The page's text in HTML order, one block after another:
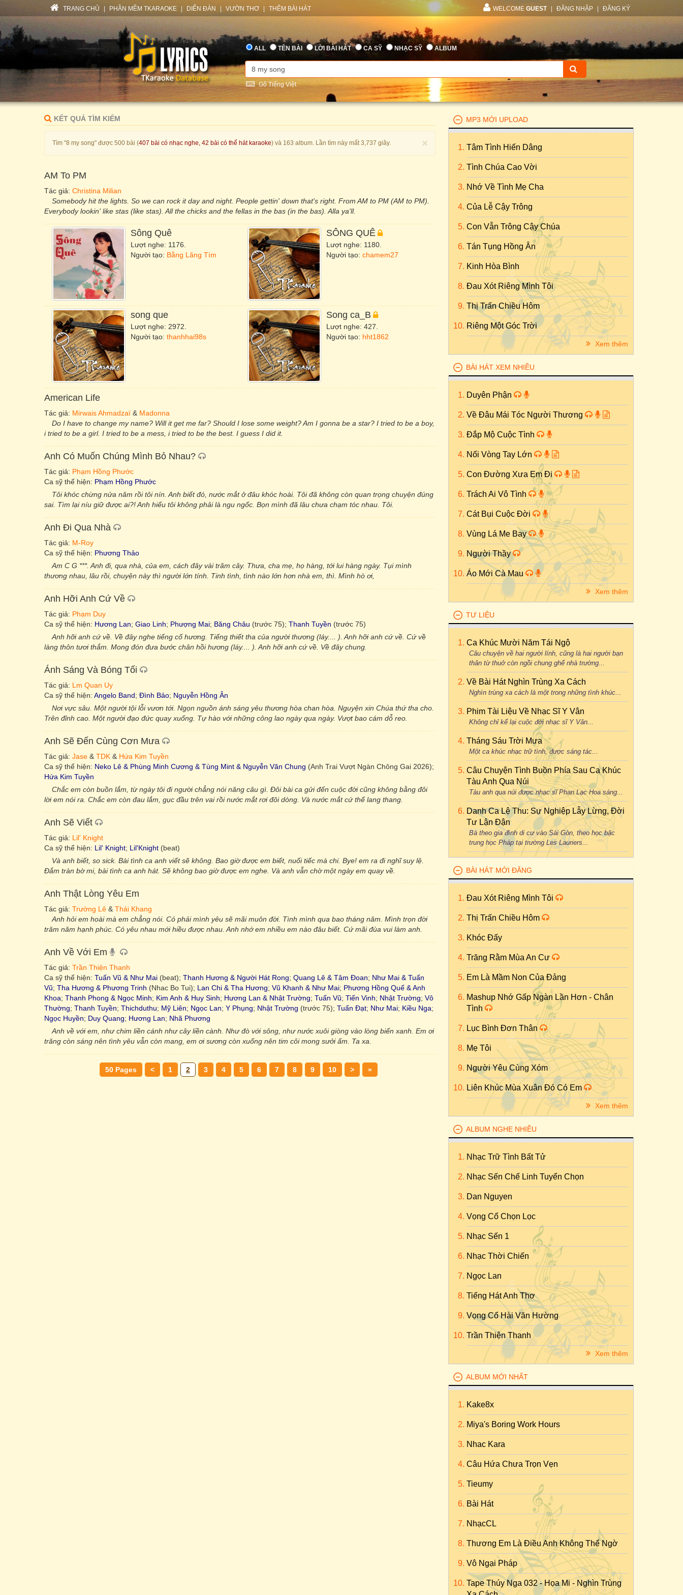
TRANG CHỦ PHẦN MỀM TKARAOKE DIỄN ĐÀN VƯỜN THƠ THÊM BÀI HÁT WELCOME GUEST ĐĂNG NHẬP ĐĂNG KÝ
ALL TÊN BÀI LỜI BÀI HÁT CA SỸ NHẠC SỸ ALBUM
Gõ Tiếng Việt
KẾT QUẢ TÌM KIẾM
×
Tìm "8 my song" được 500 bài (407 bài có nhạc nghe, 42 bài có thể hát karaoke) và 163 album. Lần tìm này mất 3,737 giây.
AM To PM
Tác giả: Christina Milian
Somebody hit the lights. So we can rock it day and night. People gettin' down that's right. From AM to PM (AM to PM).
Everybody lookin' like stas (like stas). All the chicks and the fellas in the bas (in the bas). Alla ya'll.
Sông Quê
Lượt nghe: 1176.
Người tạo: Bằng Lăng Tím
SÔNG QUÊ
Lượt nghe: 1180.
Người tạo: chamem27
song que
Lượt nghe: 2972.
Người tạo: thanhhai98s
Song ca_B
Lượt nghe: 427.
Người tạo: hht1862
American Life
Tác giả: Mirwais Ahmadzaï & Madonna
Do I have to change my name? Will it get me far? Should I lose some weight? Am I gonna be a star? I tried to be a boy,
i tried to be a girl. I tried to be a mess, i tried to be the best. I guess I did it.
Anh Có Muốn Chúng Mình Bỏ Nhau?
Tác giả: Phạm Hồng Phước
Ca sỹ thể hiện: Phạm Hồng Phước
Tôi khóc chừng nửa năm rồi tôi nín. Anh biết đó, nước mắt ở đâu khóc hoài. Tôi đã không còn quan trọng chuyện đúng
sai. Tìm lại níu giữ được ai?! Anh hiểu tôi không phải là ngu ngốc. Bọn mình đã lâu chưa chạm tóc nhau. Tôi.
Anh Đi Qua Nhà
Tác giả: M-Roy
Ca sỹ thể hiện: Phương Thảo
Am C G ***. Anh đi, qua nhà, của em, cách đây vài trăm cây. Thưa, cha mẹ, họ hàng, tới lui hàng ngày. Tụi mình
thương nhau, lâu rồi, chuyện này thì người lớn tính. Tinh tình, tình nào lớn hơn nhà em, thì. Mình hò ơi,
Anh Hỡi Anh Cứ Về
Tác giả: Phạm Duy
Ca sỹ thể hiện: Hương Lan; Giao Linh; Phượng Mai; Băng Châu (trước 75); Thanh Tuyền (trước 75)
Anh hỡi anh cứ về. Về đây nghe tiếng cố hương. Tiếng thiết tha của người thương (láy.... ). Anh hỡi anh cứ về. Cứ về
làng thôn tươi thắm. Mong đón đưa bước chân hồi hương (láy.... ). Anh hỡi anh cứ về. Về đây chung.
Ánh Sáng Và Bóng Tối
Tác giả: Lm Quan Uy
Ca sỹ thể hiện: Angelo Band; Đình Bảo; Nguyễn Hồng Ân
Nơi vực sâu. Một người tội lỗi vươn tới. Ngọn nguồn ánh sáng yêu thương hòa chan hòa. Nguyện xin Chúa thứ tha cho.
Trên đỉnh cao. Một người đạo đức quay xuống. Tự hào với những công lao ngày qua ngày. Vượt bao cám dỗ reo.
Anh Sẽ Đến Cùng Cơn Mưa
Tác giả: Jase & TDK & Hứa Kim Tuyền
Ca sỹ thể hiện: Neko Lê & Phùng Minh Cương & Tùng Mint & Nguyễn Văn Chung (Anh Trai Vượt Ngàn Chông Gai 2026);
Hứa Kim Tuyền
Chắc em còn buồn lắm, từ ngày tôi đi người chẳng nói năng câu gì. Đôi bài ca gửi đến cuộc đời cũng không bằng đôi
lời em nói ra. Chắc em còn đau lắm, gục đầu trên vai rồi nước mắt rơi đôi dòng. Và nước mắt cứ thế lang thang.
Anh Sẽ Viết
Tác giả: Lil' Knight
Ca sỹ thể hiện: Lil' Knight; Lil'Knight (beat)
Và anh biết, so sick. Bài tình ca anh viết sẽ không. Bao giờ được em biết, nuối tiếc mà chi. Bye! em ra đi nghĩ suy lệ.
Đắm tràn bờ mi, bài tình ca anh hát. Sẽ không bao giờ được em nghe. Và anh vẫn chờ một ngày em quay về.
Anh Thật Lòng Yêu Em
Tác giả: Trường Lê & Thái Khang
Anh hỏi em hoài mà em chẳng nói. Có phải mình yêu sẽ mãi muôn đời. Tình mình qua bao tháng năm. Mình trọn đời
trăm năm hạnh phúc. Có yêu nhau mới hiều được nhau. Anh nhớ em nhiều em nào đâu biết. Cứ mãi đùa vui làm anh.
Anh Về Với Em
Tác giả: Trần Thiện Thanh
Ca sỹ thể hiện: Tuấn Vũ & Như Mai (beat); Thanh Hương & Người Hát Rong; Quang Lê & Tâm Đoan; Như Mai & Tuấn
Vũ; Tha Hương & Phương Trinh (Nhac Bo Tui); Lan Chi & Tha Hương; Vũ Khanh & Như Mai; Phương Hồng Quế & Anh
Khoa; Thanh Phong & Ngọc Minh; Kim Anh & Huy Sinh; Hương Lan & Nhật Trường; Tuấn Vũ; Tiến Vinh; Nhật Trường; Vô
Thường; Thanh Tuyền; Thichduthu; Mỹ Liên; Ngọc Lan; Y Phụng; Nhật Trường (trước 75); Tuấn Đạt; Như Mai; Kiều Nga;
Ngọc Huyền; Duy Quang; Hương Lan; Nhã Phương
Anh về với em, như chim liền cánh như cây liền cành. Như đò với sông, như nước xuôi giòng vào lòng biển xanh. Em ơi
trăng còn sáng nên tình yêu vẫn còn mang, em ơi sương còn xuống nên tim côi mong sưởi ấm. Ta xa.
50 Pages < 1 2 3 4 5 6 7 8 9 10 > »
MP3 MỚI UPLOAD
Tâm Tình Hiến Dâng
Tình Chúa Cao Vời
Nhớ Về Tình Mẹ Cha
Của Lễ Cậy Trông
Con Vẫn Trông Cậy Chúa
Tán Tụng Hồng Ân
Kinh Hòa Bình
Đau Xót Riêng Mình Tôi
Thị Trấn Chiều Hôm
Riêng Một Góc Trời
Xem thêm
BÀI HÁT XEM NHIỀU
Duyên Phận
Về Đâu Mái Tóc Người Thương
Đắp Mộ Cuộc Tình
Nối Vòng Tay Lớn
Con Đường Xưa Em Đi
Trách Ai Vô Tình
Cát Bụi Cuộc Đời
Vùng Lá Me Bay
Người Thầy
Áo Mới Cà Mau
Xem thêm
TƯ LIỆU
Ca Khúc Mười Năm Tái Ngộ
Câu chuyện về hai người lính, cũng là hai người bạn
thân từ thuở còn ngồi chung ghế nhà trường...
Về Bài Hát Nghìn Trùng Xa Cách
Nghìn trùng xa cách là một trong những tình khúc...
Phim Tài Liệu Về Nhạc Sĩ Y Vân
Không chỉ kể lại cuộc đời nhạc sĩ Y Vân...
Tháng Sáu Trời Mưa
Một ca khúc nhạc trữ tình, được sáng tác...
Câu Chuyện Tình Buồn Phía Sau Ca Khúc
Tàu Anh Qua Núi
Tàu anh qua núi được nhạc sĩ Phan Lạc Hoa sáng...
Danh Ca Lệ Thu: Sự Nghiệp Lẫy Lừng, Đời
Tư Lận Đận
Bà theo gia đình di cư vào Sài Gòn, theo học bậc
trung học Pháp tại trường Les Lauriers...
BÀI HÁT MỚI ĐĂNG
Đau Xót Riêng Mình Tôi
Thị Trấn Chiều Hôm
Khóc Đấy
Trăng Rằm Mùa An Cư
Em Là Mầm Non Của Đảng
Mashup Nhớ Gấp Ngàn Lần Hơn - Chân
Tình
Lục Bình Đơn Thân
Mẹ Tôi
Người Yêu Cùng Xóm
Liên Khúc Mùa Xuân Đó Có Em
Xem thêm
ALBUM NGHE NHIỀU
Nhạc Trữ Tình Bất Tử
Nhạc Sến Chế Linh Tuyển Chọn
Dan Nguyen
Vọng Cổ Chọn Lọc
Nhạc Sến 1
Nhạc Thời Chiến
Ngọc Lan
Tiếng Hát Anh Thơ
Vọng Cổ Hài Văn Hường
Trần Thiện Thanh
Xem thêm
ALBUM MỚI NHẤT
Kake8x
Miya's Boring Work Hours
Nhac Kara
Câu Hứa Chưa Trọn Vẹn
Tieumy
Bài Hát
NhạcCL
Thương Em Là Điều Anh Không Thể Ngờ
Vô Ngại Pháp
Tape Thúy Nga 032 - Họa Mi - Nghìn Trùng